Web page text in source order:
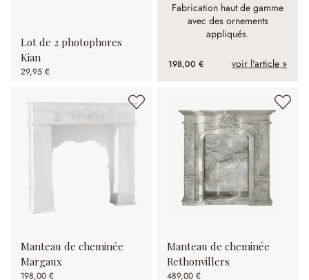
Lot de 2 photophores
Kian
29,95 €
Fabrication haut de gamme
avec des ornements
appliqués.
198,00 € voir l'article »
Manteau de cheminée
Margaux
198,00 €
Manteau de cheminée
Rethonvillers
489,00 €